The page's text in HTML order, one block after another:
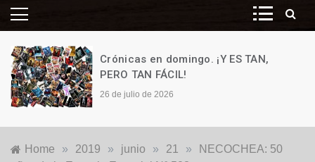
Crónicas en domingo. ¡Y ES TAN,
PERO TAN FÁCIL!
26 de julio de 2026
Home » 2019 » junio » 21 »
NECOCHEA: 50